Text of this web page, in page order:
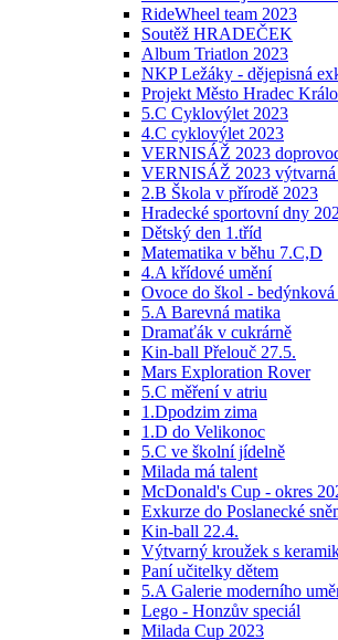
RideWheel team 2023
Soutěž HRADEČEK
Album Triatlon 2023
NKP Ležáky - dějepisná
Projekt Město Hradec
5.C Cyklovýlet 2023
4.C cyklovýlet 2023
VERNISÁŽ 2023
VERNISÁŽ 2023 výtvarná
2.B Škola v přírodě 2023
Hradecké sportovní dny
Dětský den 1.tříd
Matematika v běhu 7.C,D
4.A křídové umění
Ovoce do škol -
5.A Barevná matika
Dramaťák v cukrárně
Kin-ball Přelouč 27.5.
Mars Exploration Rover
5.C měření v atriu
1.Dpodzim zima
1.D do Velikonoc
5.C ve školní jídelně
Milada má talent
McDonald's Cup - okres
Exkurze do Poslanecké
Kin-ball 22.4.
Výtvarný kroužek s
Paní učitelky dětem
5.A Galerie moderního
Lego - Honzův speciál
Milada Cup 2023